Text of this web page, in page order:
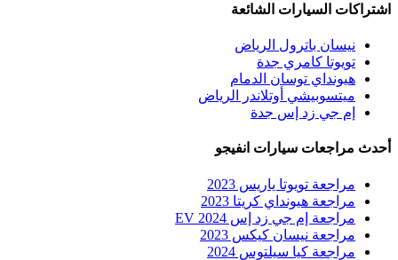
اشتراكات السيارات الشائعة
نيسان باترول الرياض
تويوتا كامري جدة
هيونداي توسان الدمام
ميتسوبيشي أوتلاندر الرياض
إم جي زد إس جدة
أحدث مراجعات سيارات انفيجو
مراجعة تويوتا ياريس 2023
مراجعة هيونداي كريتا 2023
مراجعة إم جي زد إس EV 2024
مراجعة نيسان كيكس 2023
مراجعة كيا سيلتوس 2024